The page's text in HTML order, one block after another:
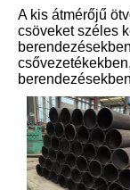
A kis átmérőjű
csöveket széles